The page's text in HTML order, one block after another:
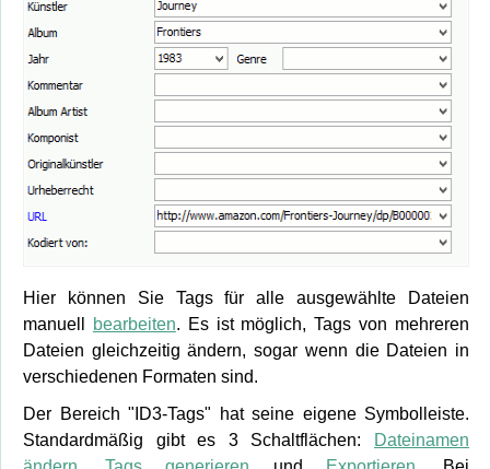
Hier können Sie Tags für alle ausgewählte Dateien
manuell
bearbeiten. Es ist möglich, Tags von mehreren
Dateien gleichzeitig ändern, sogar wenn die Dateien in
verschiedenen Formaten sind.
Der Bereich "ID3-Tags" hat seine eigene Symbolleiste.
Standardmäßig gibt es 3 Schaltflächen:
Dateinamen